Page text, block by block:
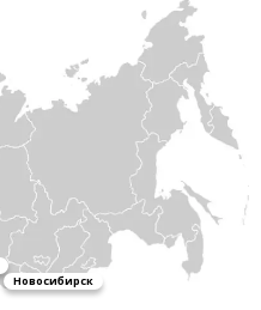
Новосибирск